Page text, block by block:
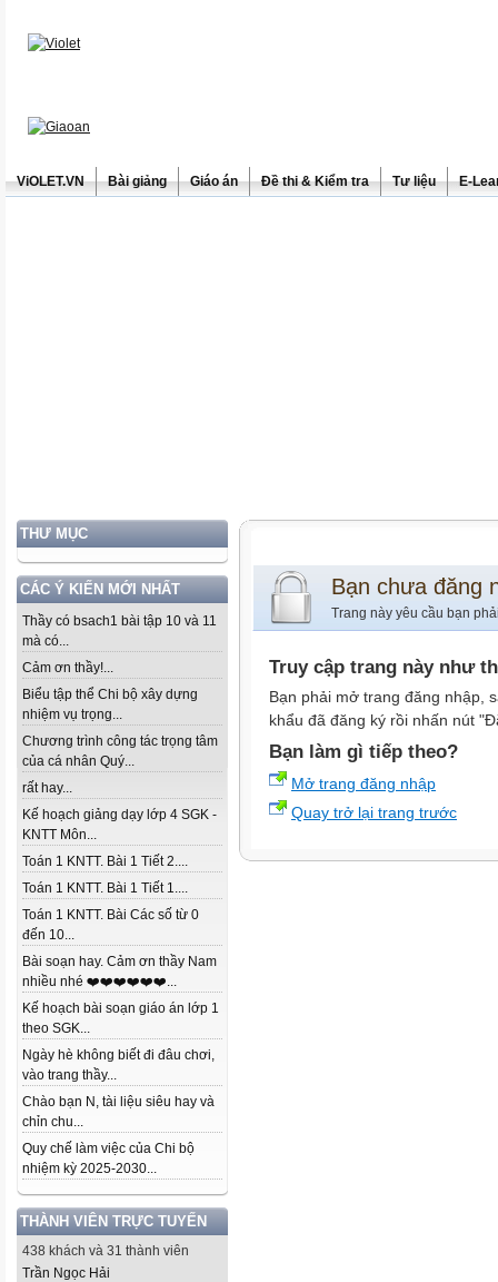
ViOLET.VN Bài giảng Giáo án Đề thi & Kiểm tra Tư liệu E-
THƯ MỤC
CÁC Ý KIẾN MỚI NHẤT
Thầy có bsach1 bài tập 10 và 11
mà có...
Cảm ơn thầy!...
Biểu tập thể Chi bộ xây dựng
nhiệm vụ trọng...
Chương trình công tác trọng tâm
của cá nhân Quý...
rất hay...
Kế hoạch giảng dạy lớp 4 SGK -
KNTT Môn...
Toán 1 KNTT. Bài 1 Tiết 2....
Toán 1 KNTT. Bài 1 Tiết 1....
Toán 1 KNTT. Bài Các số từ 0
đến 10...
Bài soạn hay. Cảm ơn thầy Nam
nhiều nhé ❤️❤️❤️❤️❤️❤️...
Kế hoạch bài soạn giáo án lớp 1
theo SGK...
Ngày hè không biết đi đâu chơi,
vào trang thầy...
Chào bạn N, tài liệu siêu hay và
chỉn chu...
Quy chế làm việc của Chi bộ
nhiệm kỳ 2025-2030...
THÀNH VIÊN TRỰC TUYẾN
438 khách và 31 thành viên
Trần Ngọc Hải
Bạn chưa đăng
Trang này yêu cầu bạn
Truy cập trang này như
Bạn phải mở trang đăng nhập,
khẩu đã đăng ký rồi nhấn nút
Bạn làm gì tiếp theo?
Mở trang đăng nhập
Quay trở lại trang trước